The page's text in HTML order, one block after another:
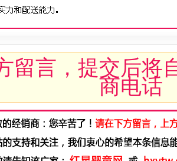
留言，提交后将
商电话